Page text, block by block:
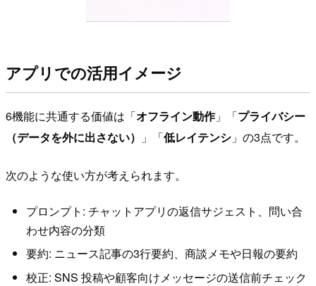
アプリでの活用イメージ
6機能に共通する価値は「オフライン動作」「プライバシー
（データを外に出さない）
」「低レイテンシ 」の3点です。
次のような使い方が考えられます。
プロンプト: チャットアプリの返信サジェスト、問い合
わせ内容の分類
要約: ニュース記事の3行要約、商談メモや日報の要約
校正: SNS 投稿や顧客向けメッセージの送信前チェック